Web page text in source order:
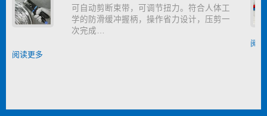
可自动剪断束带，可调节扭力。符合人体工
学的防滑缓冲握柄，操作省力设计，压剪一
次完成…
阅读更多
阅